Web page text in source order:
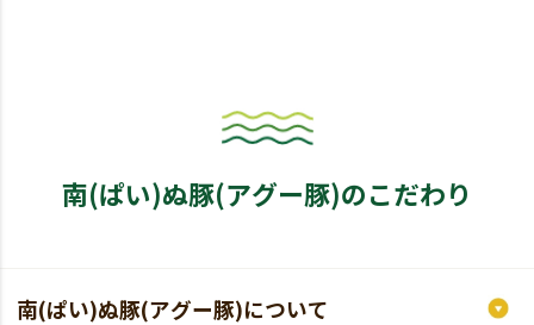
南(ぱい)ぬ豚(アグー豚)のこだわり
南(ぱい)ぬ豚(アグー豚)について